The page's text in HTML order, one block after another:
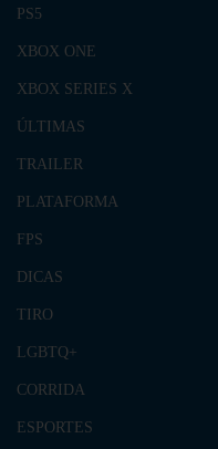
PS5
XBOX ONE
XBOX SERIES X
ÚLTIMAS
TRAILER
PLATAFORMA
FPS
DICAS
TIRO
LGBTQ+
CORRIDA
ESPORTES